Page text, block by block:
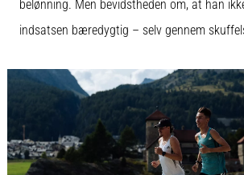
belønning. Men bevidstheden om, at han
indsatsen bæredygtig – selv gennem